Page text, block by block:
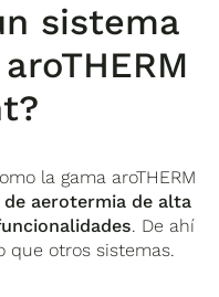
sistema
la gama aroTHERM
aerotermia de alta
. De ahí
que otros sistemas.